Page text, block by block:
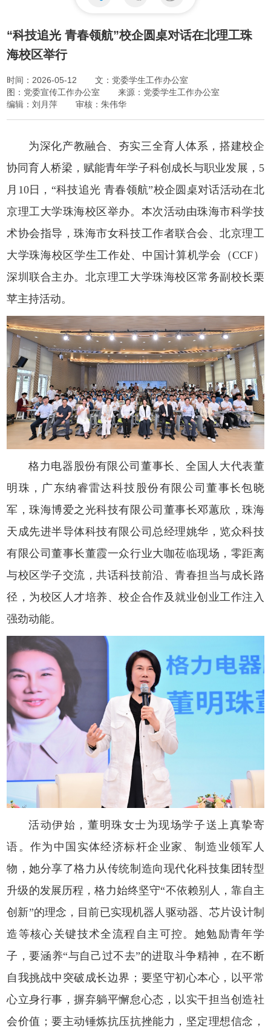
“科技追光 青春领航”校企圆桌对话在北理工珠
海校区举行
时间：2026-05-12
文：党委学生工作办公室
图：党委宣传工作办公室
来源：党委学生工作办公室
编辑：刘月萍
审核：朱伟华
为深化产教融合、夯实三全育人体系，搭建校企
协同育人桥梁，赋能青年学子科创成长与职业发展，5
月10日，“科技追光 青春领航”校企圆桌对话活动在北
京理工大学珠海校区举办。本次活动由珠海市科学技
术协会指导，珠海市女科技工作者联合会、北京理工
大学珠海校区学生工作处、中国计算机学会（CCF）
深圳联合主办。北京理工大学珠海校区常务副校长栗
苹主持活动。
格力电器股份有限公司董事长、全国人大代表董
明珠，广东纳睿雷达科技股份有限公司董事长包晓
军，珠海博爱之光科技有限公司董事长邓蕙欣，珠海
天成先进半导体科技有限公司总经理姚华，览众科技
有限公司董事长董霞一众行业大咖莅临现场，零距离
与校区学子交流，共话科技前沿、青春担当与成长路
径，为校区人才培养、校企合作及就业创业工作注入
强劲动能。
活动伊始，董明珠女士为现场学子送上真挚寄
语。作为中国实体经济标杆企业家、制造业领军人
物，她分享了格力从传统制造向现代化科技集团转型
升级的发展历程，格力始终坚守“不依赖别人，靠自主
创新”的理念，目前已实现机器人驱动器、芯片设计制
造等核心关键技术全流程自主可控。她勉励青年学
子，要涵养“与自己过不去”的进取斗争精神，在不断
自我挑战中突破成长边界；要坚守初心本心，以平常
心立身行事，摒弃躺平懈怠心态，以实干担当创造社
会价值；要主动锤炼抗压抗挫能力，坚定理想信念，